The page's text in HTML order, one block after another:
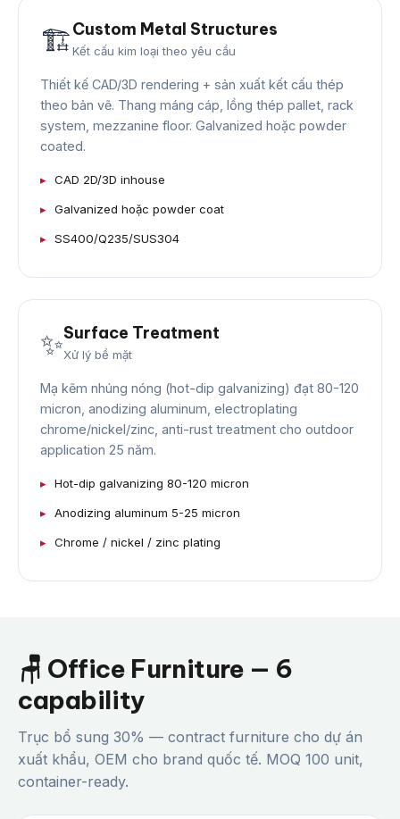
🏗️Custom Metal Structures
Kết cấu kim loại theo yêu cầu
Thiết kế CAD/3D rendering + sản xuất kết cấu thép
theo bản vẽ. Thang máng cáp, lồng thép pallet, rack
system, mezzanine floor. Galvanized hoặc powder
coated.
CAD 2D/3D inhouse
Galvanized hoặc powder coat
SS400/Q235/SUS304
✨Surface Treatment
Xử lý bề mặt
Mạ kẽm nhúng nóng (hot-dip galvanizing) đạt 80-120
micron, anodizing aluminum, electroplating
chrome/nickel/zinc, anti-rust treatment cho outdoor
application 25 năm.
Hot-dip galvanizing 80-120 micron
Anodizing aluminum 5-25 micron
Chrome / nickel / zinc plating
🪑 Office Furniture — 6
capability
Trục bổ sung 30% — contract furniture cho dự án
xuất khẩu, OEM cho brand quốc tế. MOQ 100 unit,
container-ready.